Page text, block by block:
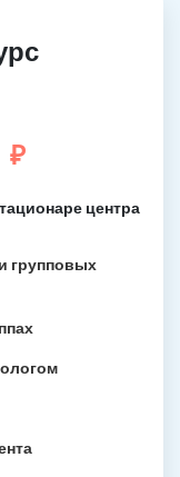
₽
центра
групповых